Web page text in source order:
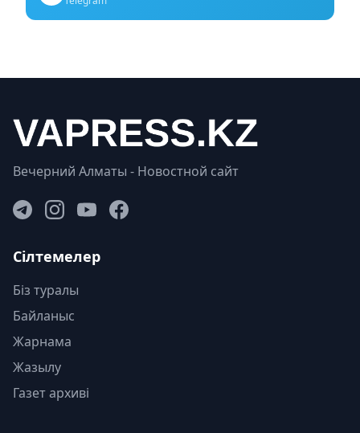
Вечерний Алматы - Новостной сайт
Сілтемелер
Біз туралы
Байланыс
Жарнама
Жазылу
Газет архиві